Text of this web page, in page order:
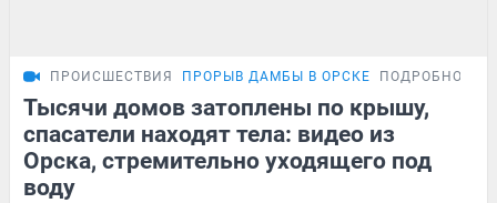
ПРОИСШЕСТВИЯ ПРОРЫВ ДАМБЫ В ОРСКЕ ПОДРОБНОСТИ
Тысячи домов затоплены по крышу,
спасатели находят тела: видео из
Орска, стремительно уходящего под
воду